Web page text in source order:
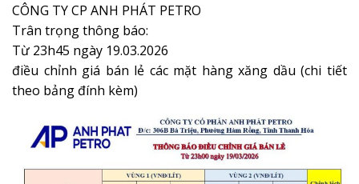
CÔNG TY CP ANH PHÁT PETRO
Trân trọng thông báo:
Từ 23h45 ngày 19.03.2026
điều chỉnh giá bán lẻ các mặt hàng xăng dầu (chi tiết
theo bảng đính kèm)